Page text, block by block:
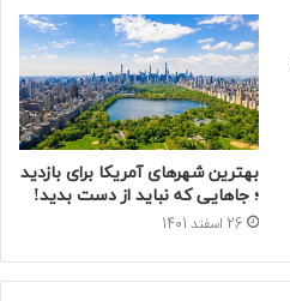
بهترین شهرهای آمریکا برای بازدید
؛ جاهایی که نباید از دست بدید!
26 اسفند 1401